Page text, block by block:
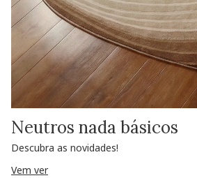
Neutros nada básicos
Descubra as novidades!
Vem ver